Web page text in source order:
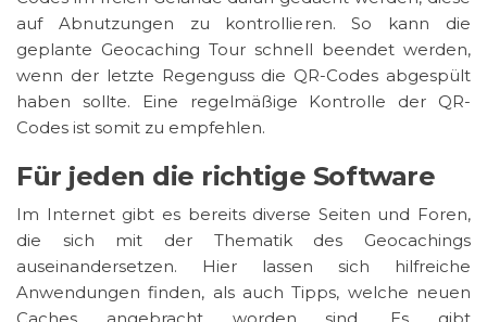
auf Abnutzungen zu kontrollieren. So kann die
geplante Geocaching Tour schnell beendet werden,
wenn der letzte Regenguss die QR-Codes abgespült
haben sollte. Eine regelmäßige Kontrolle der QR-
Codes ist somit zu empfehlen.
Für jeden die richtige Software
Im Internet gibt es bereits diverse Seiten und Foren,
die sich mit der Thematik des Geocachings
auseinandersetzen. Hier lassen sich hilfreiche
Anwendungen finden, als auch Tipps, welche neuen